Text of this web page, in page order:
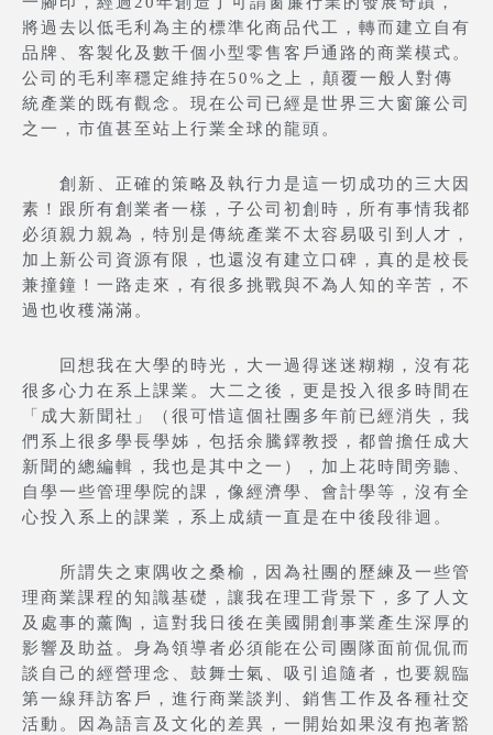
將過去以低毛利為主的標準化商品代工，轉而建立自有
品牌、客製化及數千個小型零售客戶通路的商業模式。
公司的毛利率穩定維持在50%之上，顛覆一般人對傳
統產業的既有觀念。現在公司已經是世界三大窗簾公司
之一，市值甚至站上行業全球的龍頭。
創新、正確的策略及執行力是這一切成功的三大因
素！跟所有創業者一樣，子公司初創時，所有事情我都
必須親力親為，特別是傳統產業不太容易吸引到人才，
加上新公司資源有限，也還沒有建立口碑，真的是校長
兼撞鐘！一路走來，有很多挑戰與不為人知的辛苦，不
過也收穫滿滿。
回想我在大學的時光，大一過得迷迷糊糊，沒有花
很多心力在系上課業。大二之後，更是投入很多時間在
「成大新聞社」（很可惜這個社團多年前已經消失，我
們系上很多學長學姊，包括余騰鐸教授，都曾擔任成大
新聞的總編輯，我也是其中之一），加上花時間旁聽、
自學一些管理學院的課，像經濟學、會計學等，沒有全
心投入系上的課業，系上成績一直是在中後段徘迴。
所謂失之東隅收之桑榆，因為社團的歷練及一些管
理商業課程的知識基礎，讓我在理工背景下，多了人文
及處事的薰陶，這對我日後在美國開創事業產生深厚的
影響及助益。身為領導者必須能在公司團隊面前侃侃而
談自己的經營理念、鼓舞士氣、吸引追隨者，也要親臨
第一線拜訪客戶，進行商業談判、銷售工作及各種社交
活動。因為語言及文化的差異，一開始如果沒有抱著豁